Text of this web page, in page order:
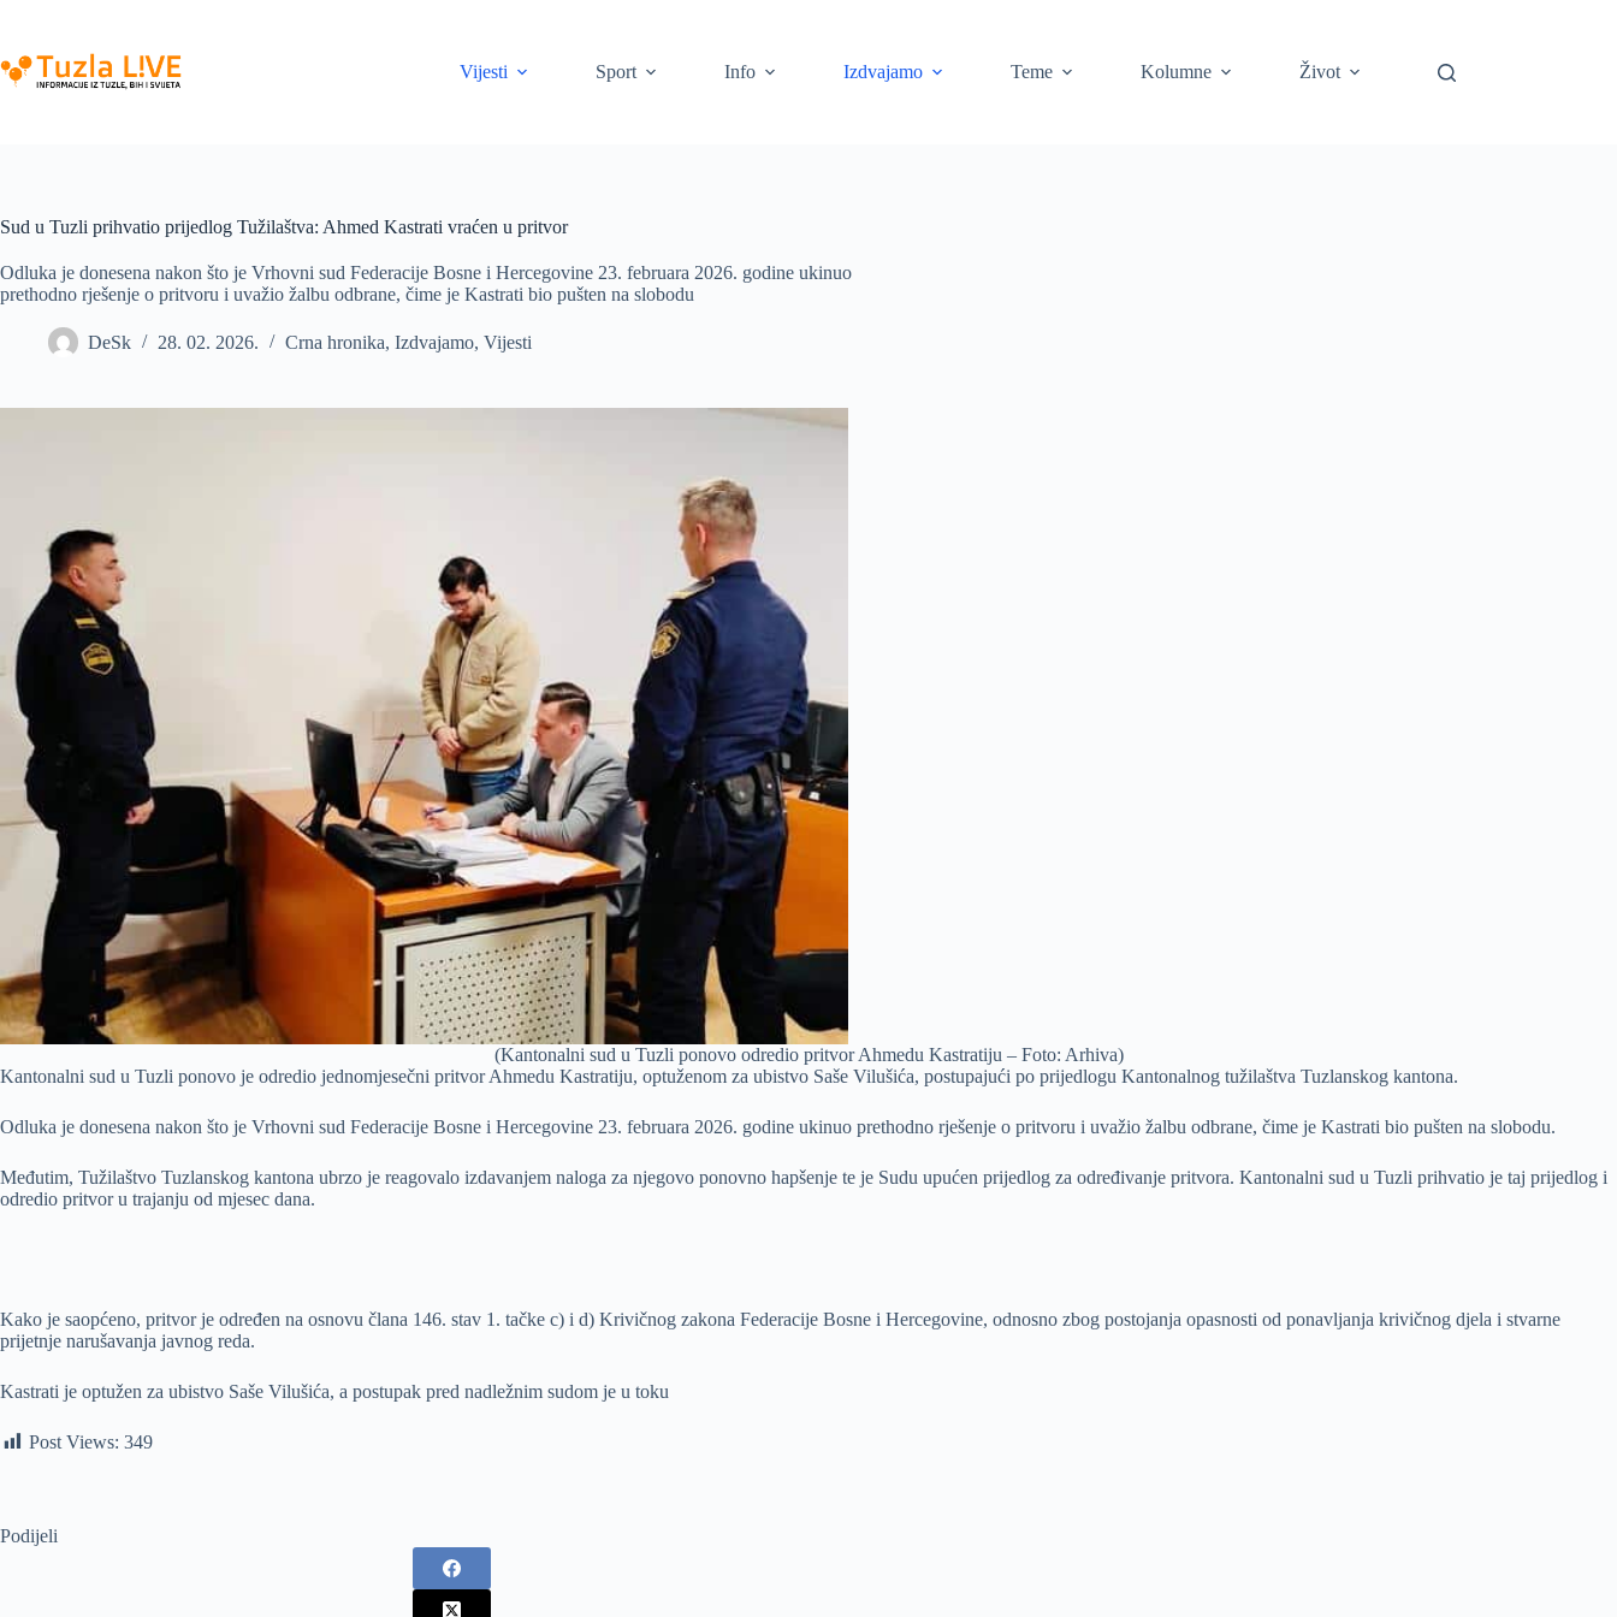
content
Vijesti
Sport Info Izdvajamo Teme Kolumne Život
Sud u Tuzli prihvatio prijedlog Tužilaštva: Ahmed Kastrati vraćen u pritvor
Odluka je donesena nakon što je Vrhovni sud Federacije Bosne i Hercegovine 23. februara 2026. godine ukinuo
prethodno rješenje o pritvoru i uvažio žalbu odbrane, čime je Kastrati bio pušten na slobodu
DeSk 28. 02. 2026. Crna hronika, Izdvajamo, Vijesti
(Kantonalni sud u Tuzli ponovo odredio pritvor Ahmedu Kastratiju – Foto: Arhiva)
Kantonalni sud u Tuzli ponovo je odredio jednomjesečni pritvor Ahmedu Kastratiju, optuženom za ubistvo Saše Vilušića, postupajući po prijedlogu Kantonalnog tužilaštva Tuzlanskog kantona.
Odluka je donesena nakon što je Vrhovni sud Federacije Bosne i Hercegovine 23. februara 2026. godine ukinuo prethodno rješenje o pritvoru i uvažio žalbu odbrane, čime je Kastrati bio pušten na slobodu.
Međutim, Tužilaštvo Tuzlanskog kantona ubrzo je reagovalo izdavanjem naloga za njegovo ponovno hapšenje te je Sudu upućen prijedlog za određivanje pritvora. Kantonalni sud u Tuzli prihvatio je taj prijedlog i
odredio pritvor u trajanju od mjesec dana.
Kako je saopćeno, pritvor je određen na osnovu člana 146. stav 1. tačke c) i d) Krivičnog zakona Federacije Bosne i Hercegovine, odnosno zbog postojanja opasnosti od ponavljanja krivičnog djela i stvarne
prijetnje narušavanja javnog reda.
Kastrati je optužen za ubistvo Saše Vilušića, a postupak pred nadležnim sudom je u toku
Post Views: 349
Podijeli